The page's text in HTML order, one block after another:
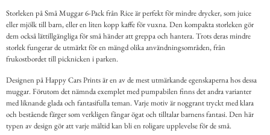
Storleken på Små Muggar 6-Pack från Rice är perfekt för mindre drycker, som juice
eller mjölk till barn, eller en liten kopp kaffe för vuxna. Den kompakta storleken gör
dem också lättillgängliga för små händer att greppa och hantera. Trots deras mindre
storlek fungerar de utmärkt för en mängd olika användningsområden, från
frukostbordet till picknicken i parken.
Designen på Happy Cars Prints är en av de mest utmärkande egenskaperna hos dessa
muggar. Förutom det nämnda exemplet med pumpabilen finns det andra varianter
med liknande glada och fantasifulla teman. Varje motiv är noggrant tryckt med klara
och bestående färger som verkligen fångar ögat och tilltalar barnens fantasi. Den här
typen av design gör att varje måltid kan bli en roligare upplevelse för de små.